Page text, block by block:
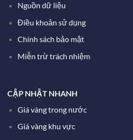
Nguồn dữ liệu
Điều khoản sử dụng
Chính sách bảo mật
Miễn trừ trách nhiệm
CẬP NHẬT NHANH
Giá vàng trong nước
Giá vàng khu vực